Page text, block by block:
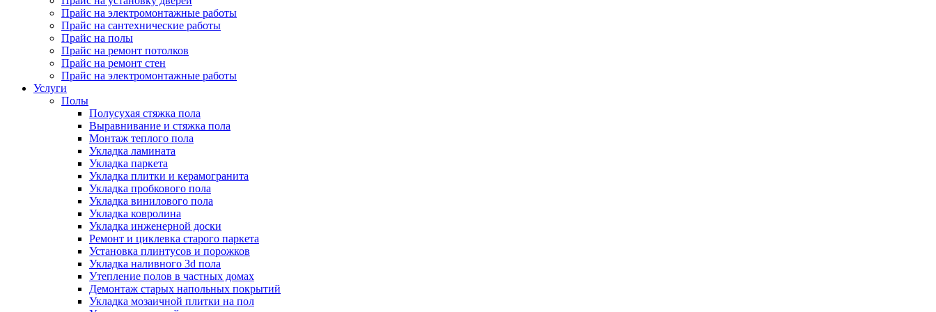
Прайс на электромонтажные работы
Прайс на сантехнические работы
Прайс на полы
Прайс на ремонт потолков
Прайс на ремонт стен
Прайс на электромонтажные работы
Услуги
Полы
Полусухая стяжка пола
Выравнивание и стяжка пола
Монтаж теплого пола
Укладка ламината
Укладка паркета
Укладка плитки и керамогранита
Укладка пробкового пола
Укладка винилового пола
Укладка ковролина
Укладка инженерной доски
Ремонт и циклевка старого паркета
Установка плинтусов и порожков
Укладка наливного 3d пола
Утепление полов в частных домах
Демонтаж старых напольных покрытий
Укладка мозаичной плитки на пол